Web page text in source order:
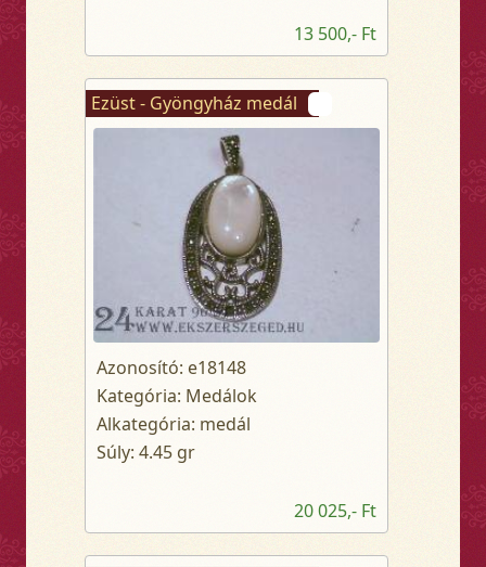
13 500,- Ft
Ezüst - Gyöngyház medál
Azonosító: e18148
Kategória: Medálok
Alkategória: medál
Súly: 4.45 gr
20 025,- Ft